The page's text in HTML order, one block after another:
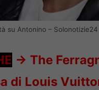
su Antonino – Solonotizie24
-> The
di Louis